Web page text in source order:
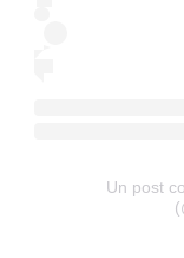
Un post